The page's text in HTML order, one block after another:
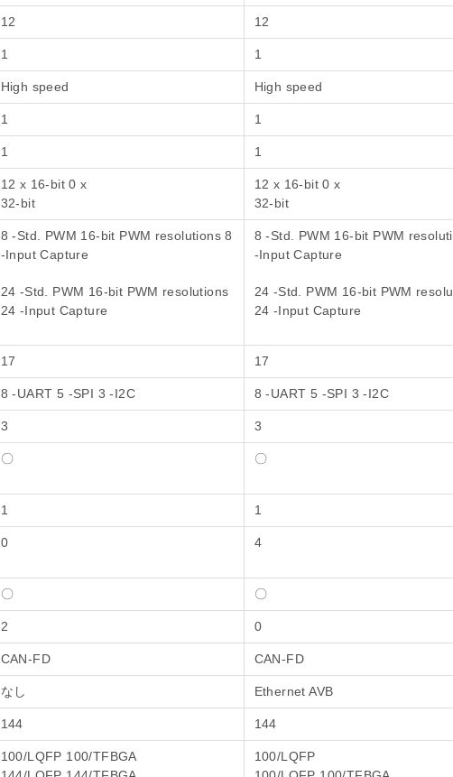
12 12
1 1
High speed High speed
1 1
1 1
12 x 16-bit 0 x
32-bit
12 x 16-bit 0 x
32-bit
8 -Std. PWM 16-bit PWM resolutions 8
-Input Capture
24 -Std. PWM 16-bit PWM resolutions
24 -Input Capture
8 -Std. PWM 16-bit PWM
-Input Capture
24 -Std. PWM 16-bit PWM
24 -Input Capture
17 17
8 -UART 5 -SPI 3 -I2C 8 -UART 5 -SPI 3 -I2C
3 3
〇 〇
1 1
0 4
〇 〇
2 0
CAN-FD CAN-FD
なし Ethernet AVB
144 144
100/LQFP 100/TFBGA
100/LQFP